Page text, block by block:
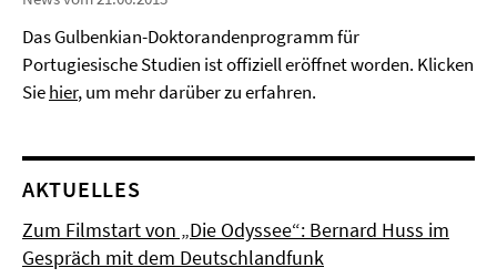
Das Gulbenkian-Doktorandenprogramm für
Portugiesische Studien ist offiziell eröffnet worden. Klicken
Siehier, um mehr darüber zu erfahren.
AKTUELLES
Zum Filmstart von „Die Odyssee“: Bernard Huss im
Gespräch mit dem Deutschlandfunk